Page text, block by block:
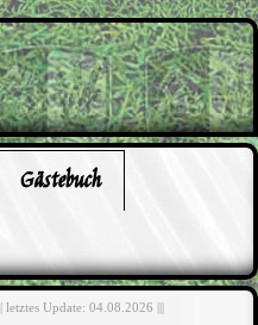
Gästebuch
||| letztes Update: 04.08.2026 |||